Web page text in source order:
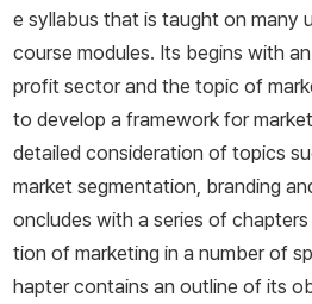
e syllabus that is taught on many
course modules. Its begins with
profit sector and the topic of
to develop a framework for
detailed consideration of topics
market segmentation, branding
oncludes with a series of
tion of marketing in a number of
hapter contains an outline of its